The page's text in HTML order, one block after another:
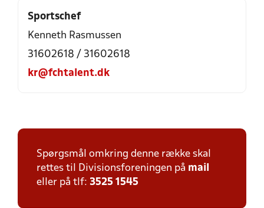
Sportschef
Kenneth Rasmussen
31602618 / 31602618
kr@fchtalent.dk
Spørgsmål omkring denne række skal
rettes til Divisionsforeningen på mail
eller på tlf: 3525 1545